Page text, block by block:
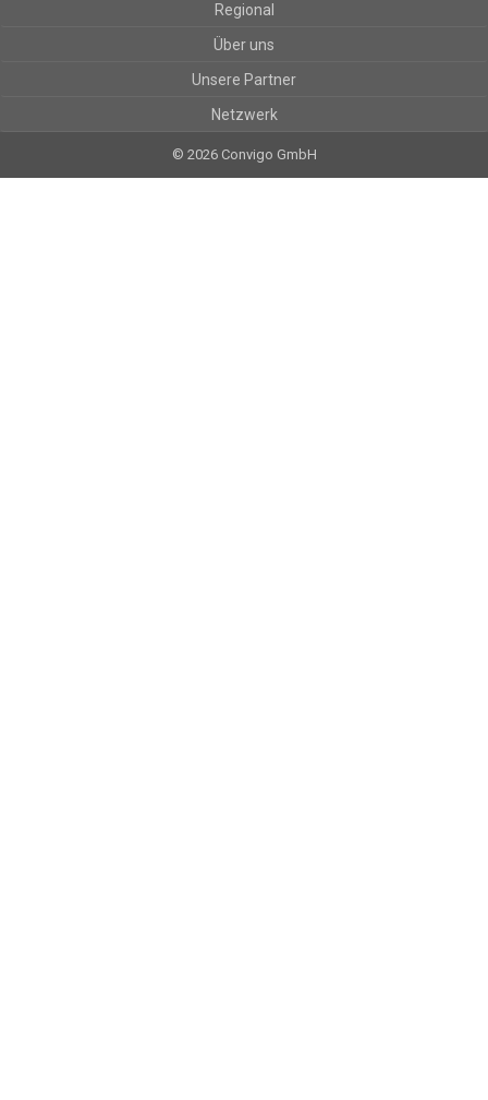
Regional
Über uns
Unsere Partner
Netzwerk
© 2026 Convigo GmbH